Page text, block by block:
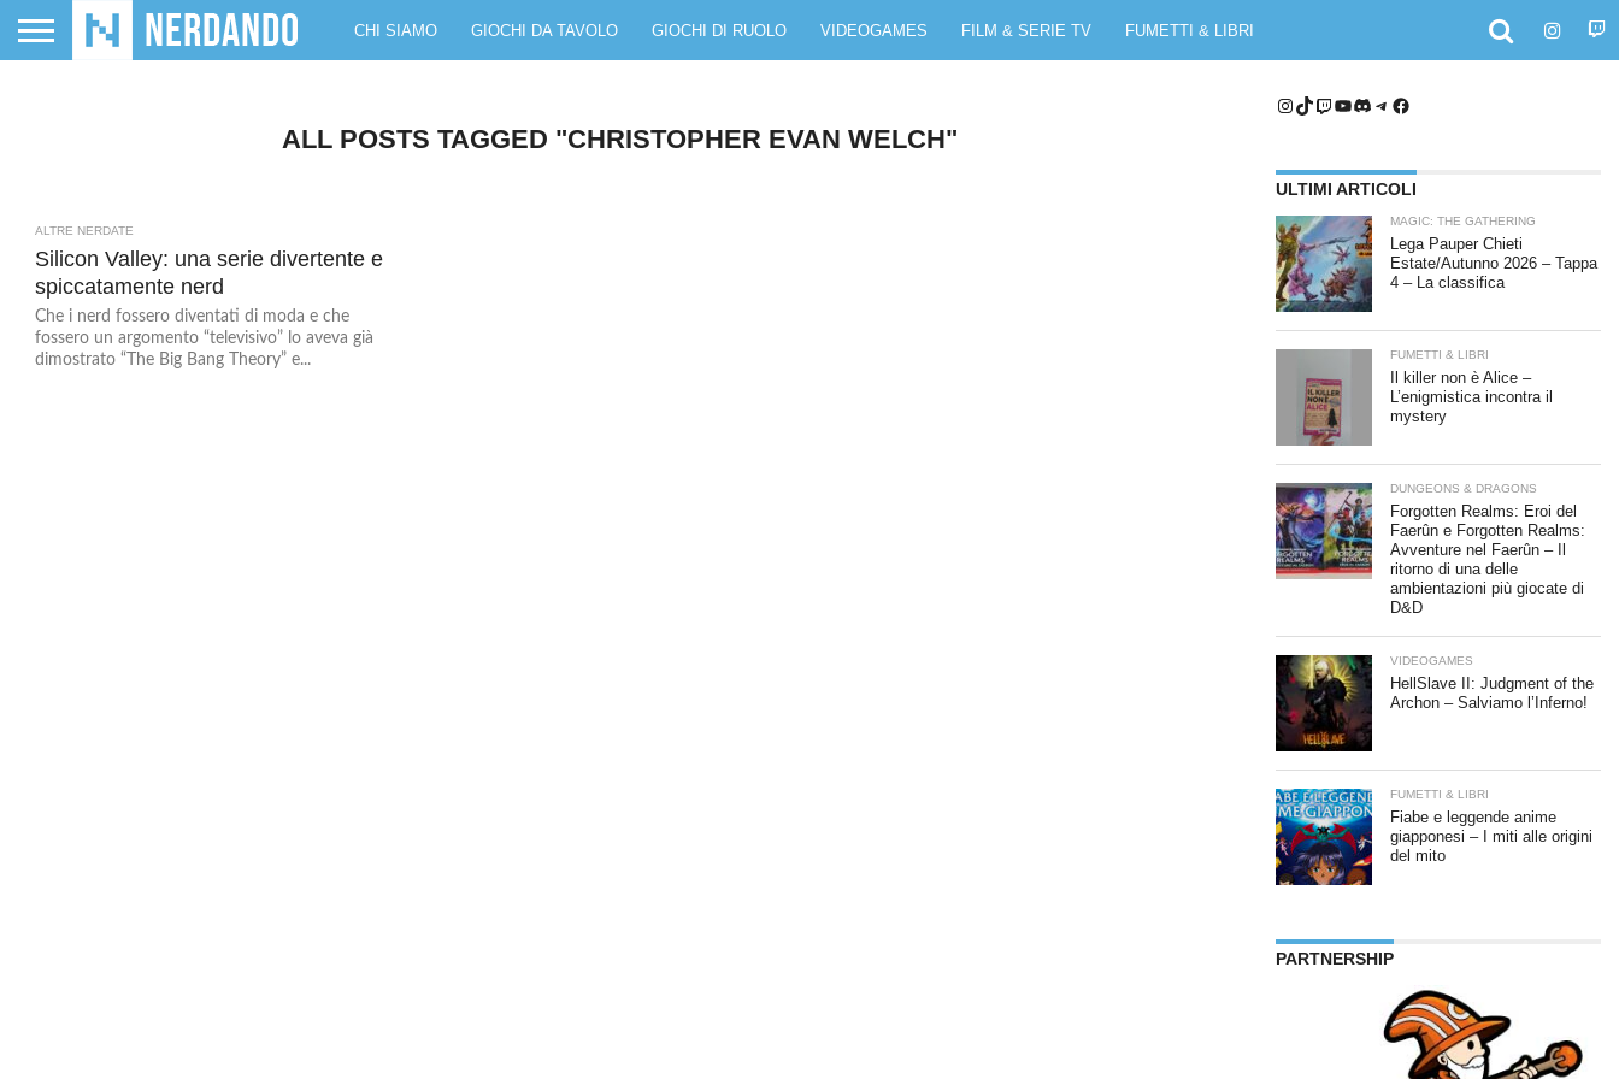
CHI SIAMO GIOCHI DA TAVOLO GIOCHI DI RUOLO VIDEOGAMES FILM & SERIE TV FUMETTI & LIBRI
ALL POSTS TAGGED "CHRISTOPHER EVAN WELCH"
ALTRE NERDATE
Silicon Valley: una serie divertente e
spiccatamente nerd
Che i nerd fossero diventati di moda e che
fossero un argomento “televisivo” lo aveva già
dimostrato “The Big Bang Theory” e...
Instagram
TikTok
Twitch
YouTube
Discord
Telegram
Facebook
ULTIMI ARTICOLI
MAGIC: THE GATHERING
Lega Pauper Chieti
Estate/Autunno 2026 – Tappa
4 – La classifica
FUMETTI & LIBRI
Il killer non è Alice –
L’enigmistica incontra il
mystery
DUNGEONS & DRAGONS
Forgotten Realms: Eroi del
Faerûn e Forgotten Realms:
Avventure nel Faerûn – Il
ritorno di una delle
ambientazioni più giocate di
D&D
VIDEOGAMES
HellSlave II: Judgment of the
Archon – Salviamo l’Inferno!
FUMETTI & LIBRI
Fiabe e leggende anime
giapponesi – I miti alle origini
del mito
PARTNERSHIP